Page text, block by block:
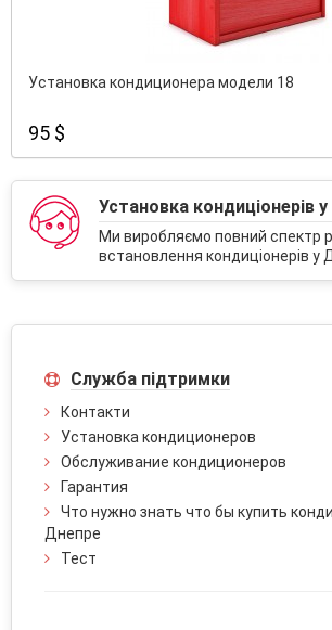
Установка кондиционера модели 18
95 $
Установка кондиціонерів у
Ми виробляємо повний спектр
встановлення кондиціонерів у
Служба підтримки
Контакти
Установка кондиционеров
Обслуживание кондиционеров
Гарантия
Что нужно знать что бы купить
Днепре
Тест